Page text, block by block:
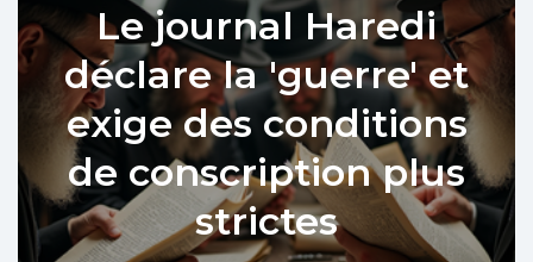
Le journal Haredi
déclare la 'guerre' et
exige des conditions
de conscription plus
strictes